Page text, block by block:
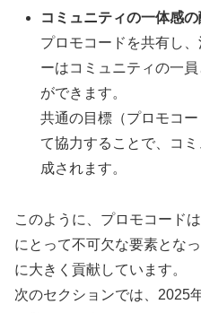
コミュニティの一体感の
プロモコードを共有し
ーはコミュニティの一
ができます。
共通の目標（プロモコ
て協力することで、コ
成されます。
このように、プロモコード
にとって不可欠な要素とな
に大きく貢献しています。
次のセクションでは、2025